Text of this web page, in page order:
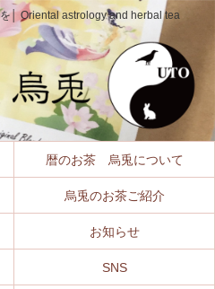
│ Oriental astrology and herbal tea
暦のお茶 烏兎について
烏兎のお茶ご紹介
お知らせ
SNS